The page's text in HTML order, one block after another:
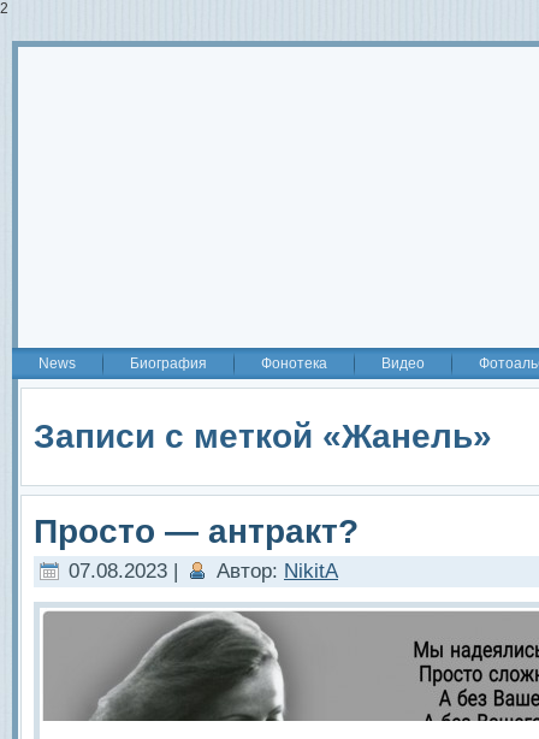
2
News Биография Фонотека Видео
Записи с меткой «Жанель»
Просто — антракт?
07.08.2023 | Автор: NikitA